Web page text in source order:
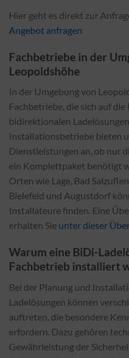
Hier geht es direkt zur
Angebot anfragen
Fachbetriebe in der
Leopoldshöhe
In der Umgebung von
Fachbetriebe, die sich auf
bidirektionalen
Installationsbetriebe bieten
Dienstleistungen an, ob nur
ein Komplettpaket benötigt
Orten wie Lage, Bad
Bielefeld und Augustdorf
Installateure finden. Eine
erhalten Sie unter dieser
Warum eine BiDi-
Fachbetrieb installiert
Bei der Planung und
Ladelösungen können
auftreten, die besondere
erfordern. Dazu gehören
Gewährleistung der